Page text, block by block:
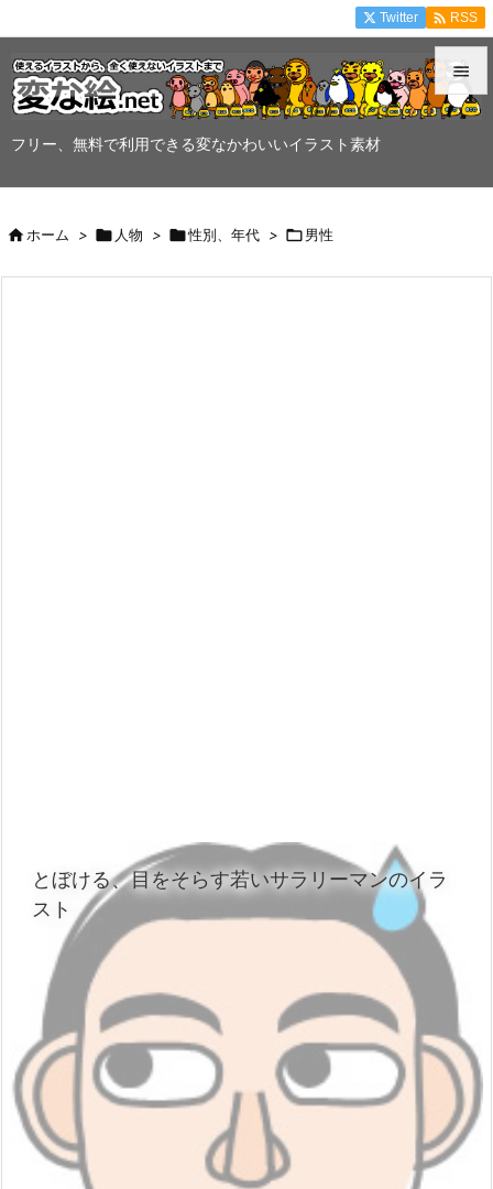
フリー、無料で利用できる変なかわいいイラスト素材


Twitter  RSS
ホーム >  人物 > 性別、年代 > 男性
とぼける、目をそらす若いサラリーマンのイラ
スト